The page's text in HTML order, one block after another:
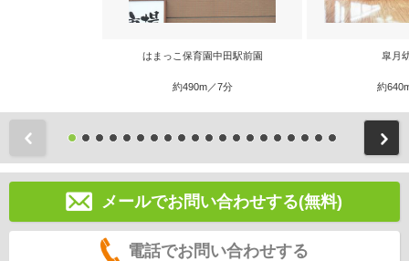
はまっこ保育園中田駅前園
約490m／7分
皐月
約
メールでお問い合わせする(無料)
電話でお問い合わせする